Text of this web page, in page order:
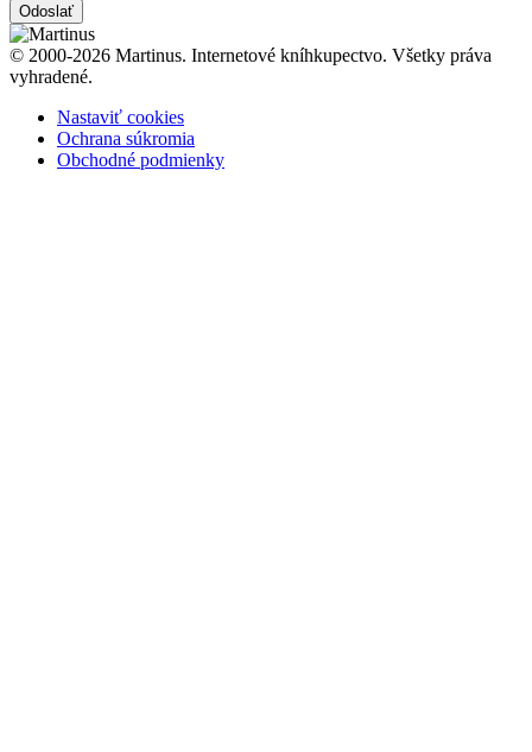
Odoslať
© 2000-2026 Martinus. Internetové kníhkupectvo. Všetky práva
vyhradené.
Nastaviť cookies
Ochrana súkromia
Obchodné podmienky